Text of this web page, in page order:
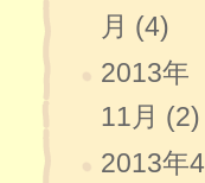
月 (4)
2013年
11月 (2)
2013年4